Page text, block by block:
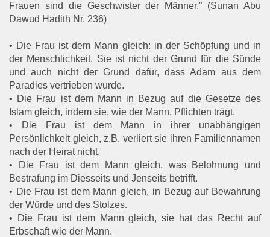
Frauen sind die Geschwister der Männer.” (Sunan Abu
Dawud Hadith Nr. 236)
• Die Frau ist dem Mann gleich: in der Schöpfung und in
der Menschlichkeit. Sie ist nicht der Grund für die Sünde
und auch nicht der Grund dafür, dass Adam aus dem
Paradies vertrieben wurde.
• Die Frau ist dem Mann in Bezug auf die Gesetze des
Islam gleich, indem sie, wie der Mann, Pflichten trägt.
• Die Frau ist dem Mann in ihrer unabhängigen
Persönlichkeit gleich, z.B. verliert sie ihren Familiennamen
nach der Heirat nicht.
• Die Frau ist dem Mann gleich, was Belohnung und
Bestrafung im Diesseits und Jenseits betrifft.
• Die Frau ist dem Mann gleich, in Bezug auf Bewahrung
der Würde und des Stolzes.
• Die Frau ist dem Mann gleich, sie hat das Recht auf
Erbschaft wie der Mann.